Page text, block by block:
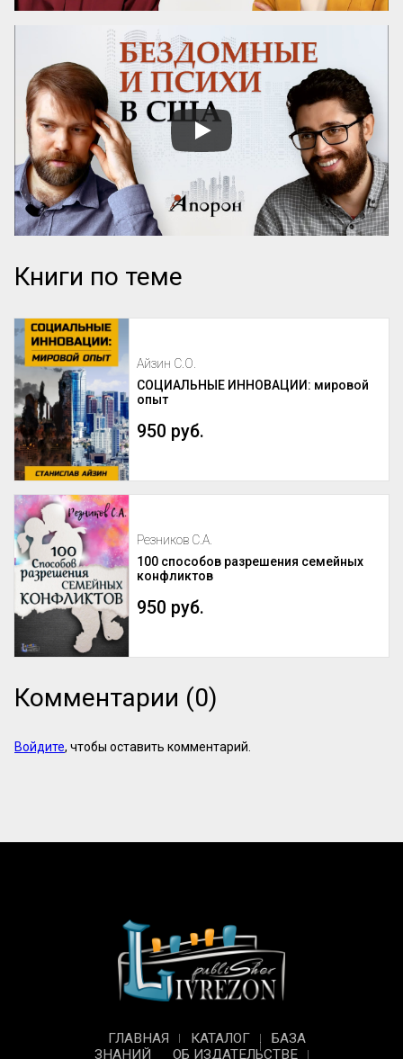
Книги по теме
Айзин С.О.
СОЦИАЛЬНЫЕ ИННОВАЦИИ: мировой
опыт
950 руб.
Резников С.А.
100 способов разрешения семейных
конфликтов
950 руб.
Комментарии (0)
Войдите, чтобы оставить комментарий.
ГЛАВНАЯ КАТАЛОГ
БАЗА
ЗНАНИЙ
ОБ ИЗДАТЕЛЬСТВЕ